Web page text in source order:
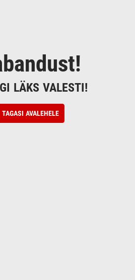
LÄKS VALESTI!
TAGASI AVALEHELE